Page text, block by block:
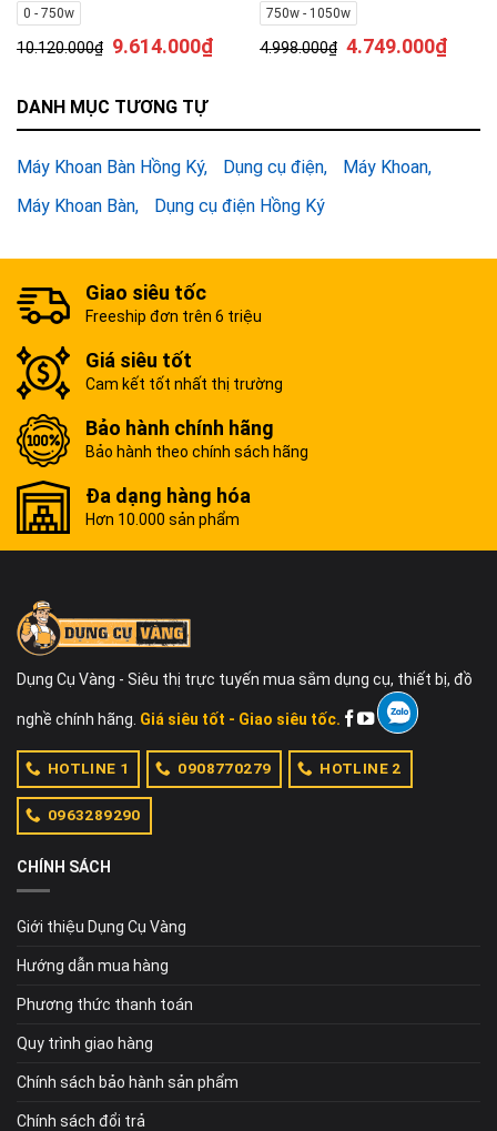
0 - 750w
10.120.000₫ 9.614.000₫
750w - 1050w
4.998.000₫ 4.749.000₫
DANH MỤC TƯƠNG TỰ
Máy Khoan Bàn Hồng Ký Dụng cụ điện
Máy Khoan
Máy Khoan Bàn
Dụng cụ điện Hồng Ký
Giao siêu tốc
Freeship đơn trên 6 triệu
Giá siêu tốt
Cam kết tốt nhất thị trường
Bảo hành chính hãng
Bảo hành theo chính sách hãng
Đa dạng hàng hóa
Hơn 10.000 sản phẩm
Dụng Cụ Vàng - Siêu thị trực tuyến mua sắm dụng cụ, thiết bị, đồ
nghề chính hãng. Giá siêu tốt - Giao siêu tốc.
HOTLINE 1 0908770279 HOTLINE 2
0963289290
CHÍNH SÁCH
Giới thiệu Dụng Cụ Vàng
Hướng dẫn mua hàng
Phương thức thanh toán
Quy trình giao hàng
Chính sách bảo hành sản phẩm
Chính sách đổi trả